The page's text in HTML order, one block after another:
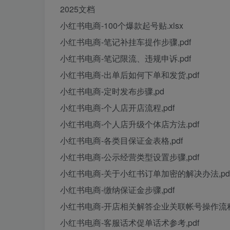
2025文档
小红书电商-100个爆款起号贴.xlsx
小红书电商-笔记补挂车提作步骤,pdf
小红书电商-笔记限流、违规申诉.pdf
小红书电商-出单后如何下单和发货,pdf
小红书电商-定时发布步骤,pd
小红书电商-个人店开店流程,pdf
小红书电商-个人店升级个体店方法.pdf
小红书电商-各类目保证金表格,pdf
小红书电商-公示经营类型设置步骤,pdf
小红书电商-关于小红书订单加密的解决办法
小红书电商-缴纳保证金步骤,pdf
小红书电商-开店相关解答企业关联帐号操作流
小红书电商-客服话术促单话术参考,pdf